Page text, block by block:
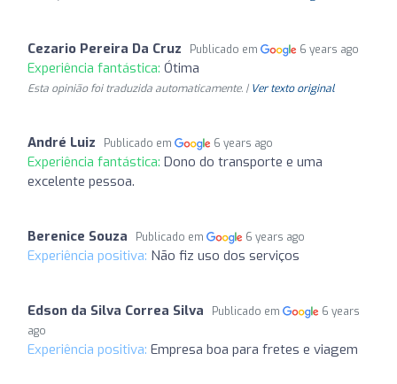
Cezario Pereira Da Cruz Publicado em 6 years ago
Experiência fantástica: Ótima
Esta opinião foi traduzida automaticamente. | Ver texto original
André Luiz Publicado em 6 years ago
Experiência fantástica: Dono do transporte e uma
excelente pessoa.
Berenice Souza Publicado em 6 years ago
Experiência positiva: Não fiz uso dos serviços
Edson da Silva Correa Silva Publicado em
6 years
ago
Experiência positiva: Empresa boa para fretes e viagem